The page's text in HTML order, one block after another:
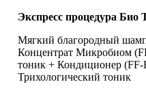
Экспресс процедура
Мягкий благородный
Концентрат Микробиом
тоник + Кондиционер
Трихологический тоник